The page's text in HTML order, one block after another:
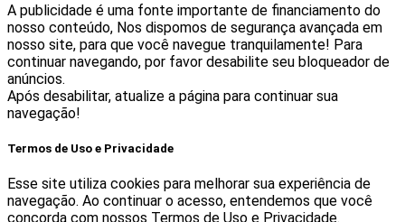
A publicidade é uma fonte importante de financiamento do
nosso conteúdo, Nos dispomos de segurança avançada em
nosso site, para que você navegue tranquilamente! Para
continuar navegando, por favor desabilite seu bloqueador de
anúncios.
Após desabilitar, atualize a página para continuar sua
navegação!
Termos de Uso e Privacidade
Esse site utiliza cookies para melhorar sua experiência de
navegação. Ao continuar o acesso, entendemos que você
concorda com nossos Termos de Uso e Privacidade.